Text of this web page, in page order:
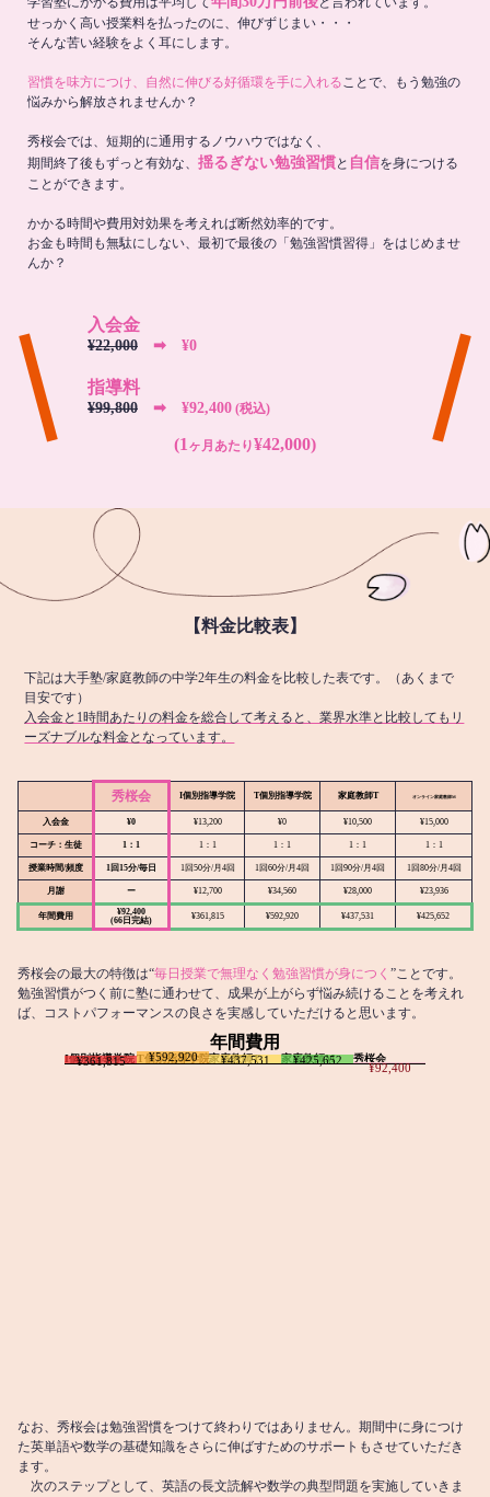
せっかく高い授業料を払ったのに、伸びずじまい・・・
そんな苦い経験をよく耳にします。
習慣を味方につけ、自然に伸びる好循環を手に入れることで、もう勉強の
悩みから解放されませんか？
秀桜会では、短期的に通用するノウハウではなく、
期間終了後もずっと有効な、 揺るぎない勉強習慣と 自信を身につける
ことができます。
かかる時間や費用対効果を考えれば断然効率的です。
お金も時間も無駄にしない、最初で最後の「勉強習慣習得」をはじめませ
んか？
入会金
¥22,000 ➡︎ ¥0
指導料
¥99,800 ➡︎ ¥92,400 (税込)
(1 ヶ月あたり¥42,000)
【料金比較表】
下記は大手塾/家庭教師の中学2年生の料金を比較した表です。（あくまで
目安です）
入会金と1時間あたりの料金を総合して考えると、業界水準と比較してもリ
ーズナブルな料金となっています。
秀桜会 I個別指導学院 T個別指導学院 家庭教師T オンライン家庭教師M
入会金 ¥0 ¥13,200 ¥0 ¥10,500 ¥15,000
コーチ：生徒 1：1 1：1 1：1 1：1 1：1
授業時間/頻度 1回15分/毎日 1回50分/月4回 1回60分/月4回 1回90分/月4回 1回80分/月4回
月謝 ー ¥12,700 ¥34,560 ¥28,000 ¥23,936
年間費用
¥92,400
(66日完結)
¥361,815 ¥592,920 ¥437,531 ¥425,652
秀桜会の最大の特徴は“毎日授業で無理なく勉強習慣が身につく ”ことです。
勉強習慣がつく前に塾に通わせて、成果が上がらず悩み続けることを考えれ
ば、コストパフォーマンスの良さを実感していただけると思います。
年間費用
I個別指導学院
¥361,815 T個別指導学院
¥592,920 家庭教師T
¥437,531 家庭教師M
¥425,652 秀桜会
¥92,400
なお、秀桜会は勉強習慣をつけて終わりではありません。期間中に身につけ
た英単語や数学の基礎知識をさらに伸ばすためのサポートもさせていただき
ます。
次のステップとして、英語の長文読解や数学の典型問題を実施していきま